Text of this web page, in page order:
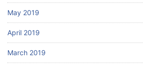
May 2019
April 2019
March 2019